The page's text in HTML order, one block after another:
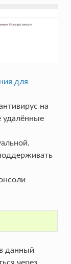
для
на
удалённые
данный